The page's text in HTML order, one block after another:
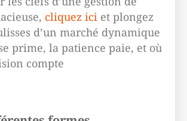
cliquez ici et plongez
d’un marché dynamique
prime, la patience paie, et où
compte